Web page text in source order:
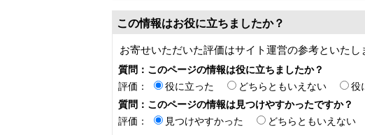
この情報はお役に立ちましたか？
お寄せいただいた評価はサイト運営の参考といたし
質問：このページの情報は役に立ちましたか？
評価：
役に立った どちらともいえない
役
質問：このページの情報は見つけやすかったですか？
評価：
見つけやすかった どちらともいえない